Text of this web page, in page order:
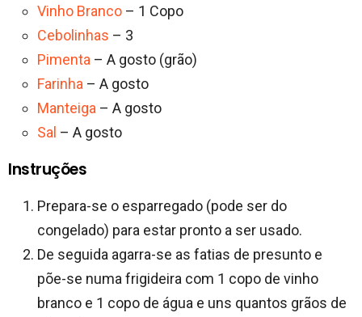
Vinho Branco – 1 Copo
Cebolinhas – 3
Pimenta – A gosto (grão)
Farinha – A gosto
Manteiga – A gosto
Sal – A gosto
Instruções
Prepara-se o esparregado (pode ser do
congelado) para estar pronto a ser usado.
De seguida agarra-se as fatias de presunto e
põe-se numa frigideira com 1 copo de vinho
branco e 1 copo de água e uns quantos grãos de